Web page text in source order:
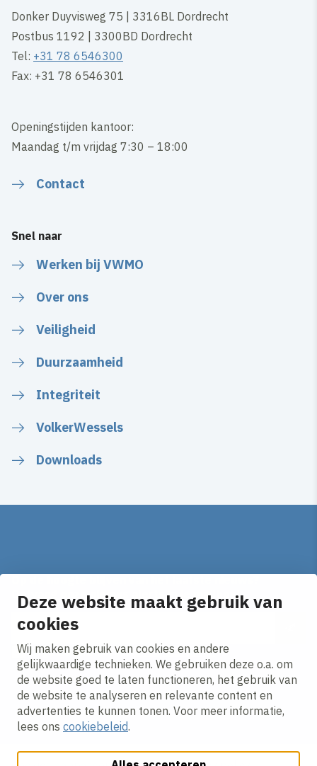
Deze website maakt gebruik van
cookies
Wij maken gebruik van cookies en andere
gelijkwaardige technieken. We gebruiken deze o.a. om
de website goed te laten functioneren, het gebruik van
de website te analyseren en relevante content en
advertenties te kunnen tonen. Voor meer informatie,
lees ons cookiebeleid.
Donker Duyvisweg 75 | 3316BL Dordrecht
Postbus 1192 | 3300BD Dordrecht
Tel: +31 78 6546300
Fax: +31 78 6546301
Openingstijden kantoor:
Maandag t/m vrijdag 7:30 – 18:00
Contact
Snel naar
Werken bij VWMO
Over ons
Veiligheid
Duurzaamheid
Integriteit
VolkerWessels
Downloads
Ontvang onze nieuws alerts in je mailbox!
E-mailadres
Ik ga akkoord met hetprivacy statement.